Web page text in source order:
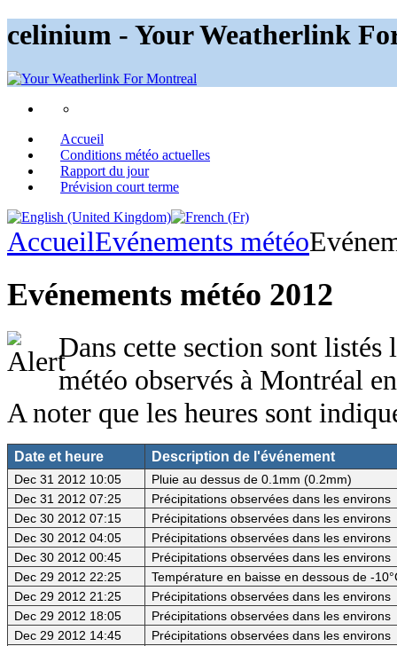
celinium - Your Weatherlink
Accueil
Conditions météo actuelles
Rapport du jour
Prévision court terme
AccueilEvénements météo
Evénements météo 2012
Dans cette section sont
météo observés à Montréal
A noter que les heures sont
Date et heure Description de l'événement
Dec 31 2012 10:05
Pluie au dessus de 0.1mm (0.2mm)
Dec 31 2012 07:25
Précipitations observées dans les environs
Dec 30 2012 07:15
Précipitations observées dans les environs
Dec 30 2012 04:05
Précipitations observées dans les environs
Dec 30 2012 00:45
Précipitations observées dans les environs
Dec 29 2012 22:25
Température en baisse en dessous de -
Dec 29 2012 21:25
Précipitations observées dans les environs
Dec 29 2012 18:05
Précipitations observées dans les environs
Dec 29 2012 14:45
Précipitations observées dans les environs